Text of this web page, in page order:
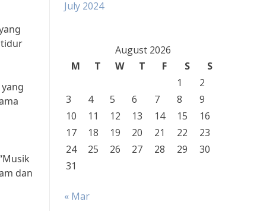
tidur
dan
July 2024
August 2026
M
T W T F S
S
1
2
3
4 5 6 7 8
9
10
11 12 13 14 15
16
17
18 19 20 21 22
23
24
25 26 27 28 29
30
31
« Mar